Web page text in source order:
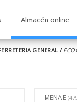
Almacén online
GENERAL /
MENAJE